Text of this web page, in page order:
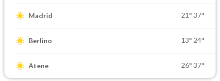
Madrid 21° 37°
Berlino 13° 24°
Atene 26° 37°